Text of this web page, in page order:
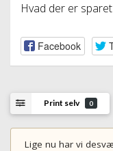
Hvad der er
Facebook
Print selv 0
Lige nu har vi